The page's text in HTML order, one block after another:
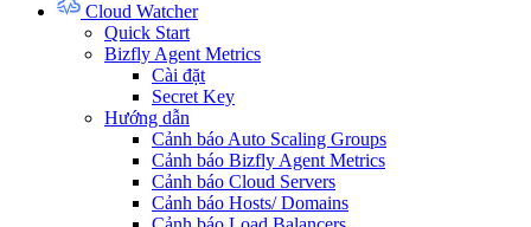
Cloud Watcher
Quick Start
Bizfly Agent Metrics
Cài đặt
Secret Key
Hướng dẫn
Cảnh báo Auto Scaling Groups
Cảnh báo Bizfly Agent Metrics
Cảnh báo Cloud Servers
Cảnh báo Hosts/ Domains